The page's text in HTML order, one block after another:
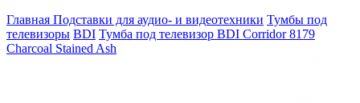
Главная Подставки для аудио- и видеотехники Тумбы под
телевизоры BDI Тумба под телевизор BDI Corridor 8179
Charcoal Stained Ash